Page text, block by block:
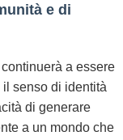
e di
a essere
senso di identità
di generare
a un mondo che